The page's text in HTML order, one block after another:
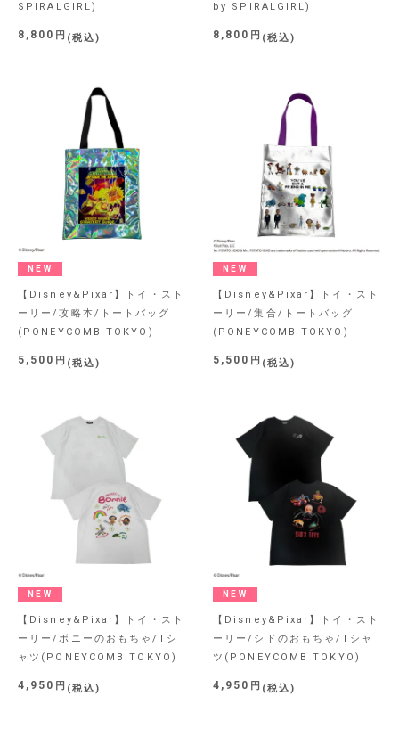
SPIRALGIRL)
8,800 税込
by SPIRALGIRL)
8,800 税込
NEW
【Disney&Pixar】トイ・スト
ーリー/攻略本/トートバッグ
(PONEYCOMB TOKYO)
5,500 税込
NEW
【Disney&Pixar】トイ・スト
ーリー/集合/トートバッグ
(PONEYCOMB TOKYO)
5,500 税込
NEW
【Disney&Pixar】トイ・スト
ーリー/ボニーのおもちゃ/Tシ
ャツ(PONEYCOMB TOKYO)
4,950 税込
NEW
【Disney&Pixar】トイ・スト
ーリー/シドのおもちゃ/Tシャ
ツ(PONEYCOMB TOKYO)
4,950 税込